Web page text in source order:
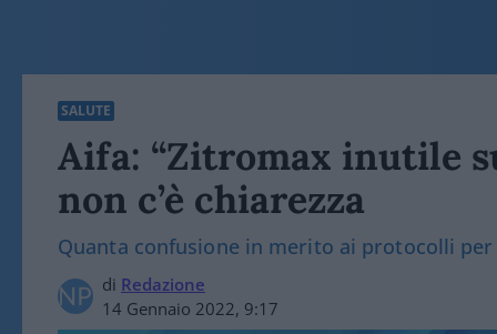
SALUTE
Aifa: “Zitromax inutile
non c’è chiarezza
Quanta confusione in merito ai protocolli
di Redazione
14 Gennaio 2022, 9:17